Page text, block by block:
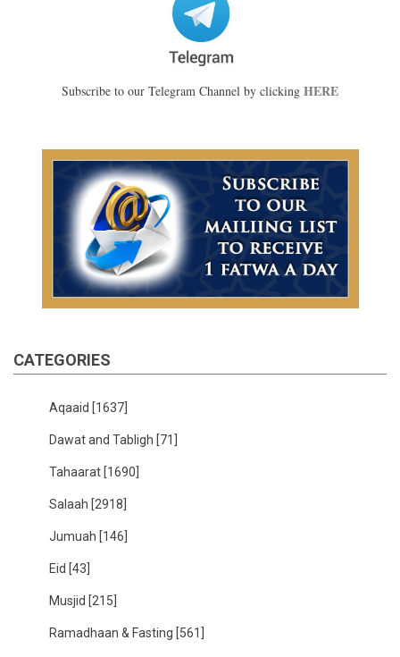
Subscribe to our Telegram Channel by clicking HERE
CATEGORIES
Aqaaid [1637]
Dawat and Tabligh [71]
Tahaarat [1690]
Salaah [2918]
Jumuah [146]
Eid [43]
Musjid [215]
Ramadhaan & Fasting [561]